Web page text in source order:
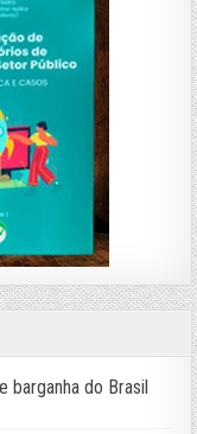
barganha do Brasil